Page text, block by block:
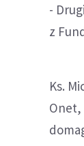
-
z
Ks.
Onet,